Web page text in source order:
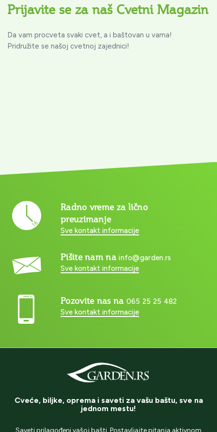
Prijavite se za naš Cvetni Magazin
Da vam procveta svaki cvet, a i baštovan u vama!
Pridružite se našoj cvetnoj zajednici!
Radno vreme za lično
preuzimanje
Sve kontakt informacije
Pišite nam nainfo@garden.rs
Sve kontakt informacije
Pozovite nas na 065 25 25 482
Sve kontakt informacije
Cveće, biljke, oprema i saveti za vašu baštu, sve na
jednom mestu!
Saveti prilagođeni vašoj bašti. Postavljajte pitanja aktivnom